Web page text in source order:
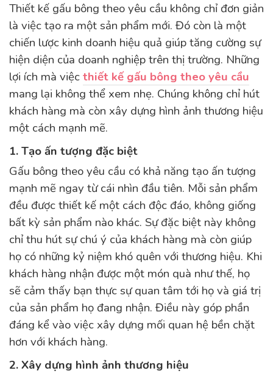
Thiết kế gấu bông theo yêu cầu không chỉ đơn giản
là việc tạo ra một sản phẩm mới. Đó còn là một
chiến lược kinh doanh hiệu quả giúp tăng cường sự
hiện diện của doanh nghiệp trên thị trường. Những
lợi ích mà việcthiết kế gấu bông theo yêu cầu
mang lại không thể xem nhẹ. Chúng không chỉ hút
khách hàng mà còn xây dựng hình ảnh thương hiệu
một cách mạnh mẽ.
1. Tạo ấn tượng đặc biệt
Gấu bông theo yêu cầu có khả năng tạo ấn tượng
mạnh mẽ ngay từ cái nhìn đầu tiên. Mỗi sản phẩm
đều được thiết kế một cách độc đáo, không giống
bất kỳ sản phẩm nào khác. Sự đặc biệt này không
chỉ thu hút sự chú ý của khách hàng mà còn giúp
họ có những kỷ niệm khó quên với thương hiệu. Khi
khách hàng nhận được một món quà như thế, họ
sẽ cảm thấy bạn thực sự quan tâm tới họ và giá trị
của sản phẩm họ đang nhận. Điều này góp phần
đáng kể vào việc xây dựng mối quan hệ bền chặt
hơn với khách hàng.
2. Xây dựng hình ảnh thương hiệu